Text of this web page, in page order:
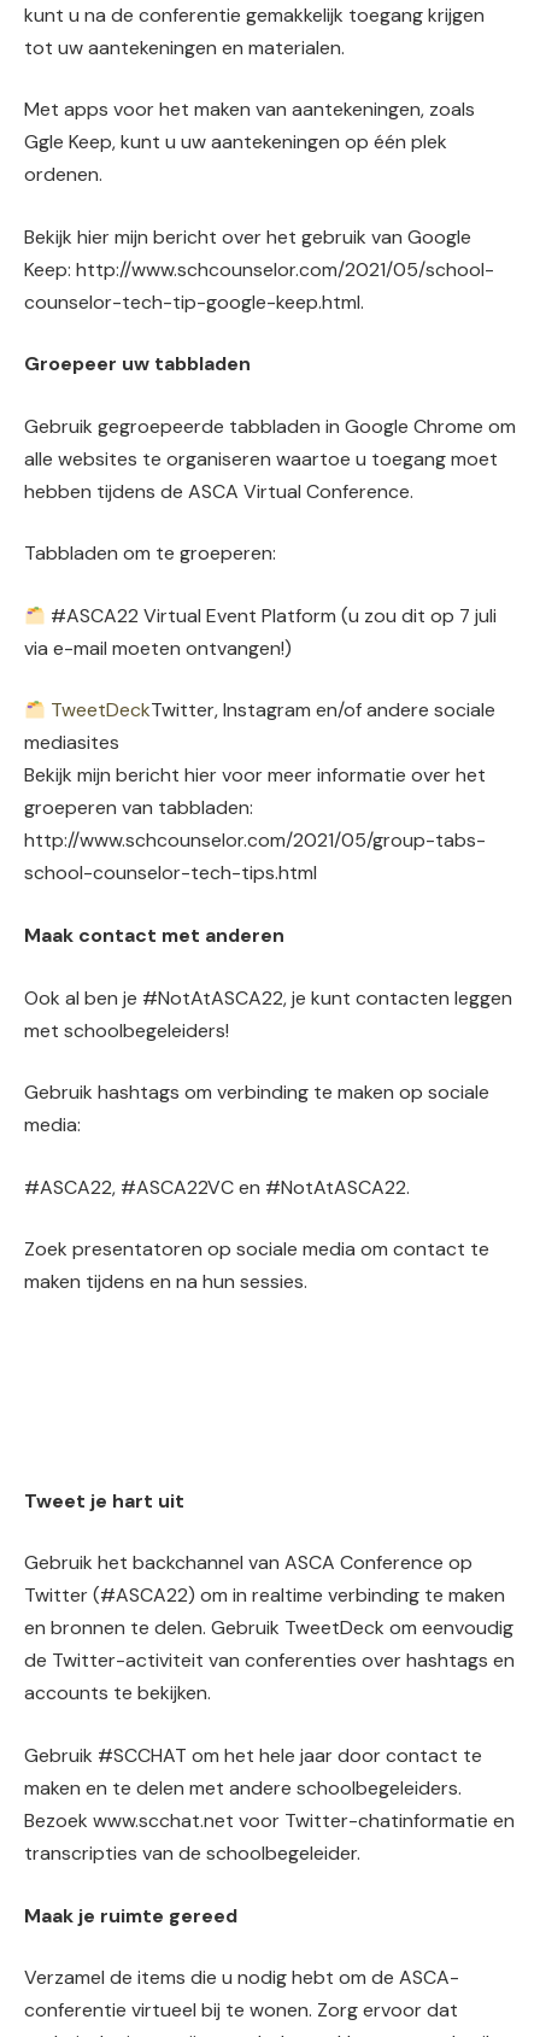
kunt u na de conferentie gemakkelijk toegang krijgen
tot uw aantekeningen en materialen.
Met apps voor het maken van aantekeningen, zoals
Ggle Keep, kunt u uw aantekeningen op één plek
ordenen.
Bekijk hier mijn bericht over het gebruik van Google
Keep: http://www.schcounselor.com/2021/05/school-
counselor-tech-tip-google-keep.html.
Groepeer uw tabbladen
Gebruik gegroepeerde tabbladen in Google Chrome om
alle websites te organiseren waartoe u toegang moet
hebben tijdens de ASCA Virtual Conference.
Tabbladen om te groeperen:
#ASCA22 Virtual Event Platform (u zou dit op 7 juli
via e-mail moeten ontvangen!)
TweetDeckTwitter, Instagram en/of andere sociale
mediasites
Bekijk mijn bericht hier voor meer informatie over het
groeperen van tabbladen:
http://www.schcounselor.com/2021/05/group-tabs-
school-counselor-tech-tips.html
Maak contact met anderen
Ook al ben je #NotAtASCA22, je kunt contacten leggen
met schoolbegeleiders!
Gebruik hashtags om verbinding te maken op sociale
media:
#ASCA22, #ASCA22VC en #NotAtASCA22.
Zoek presentatoren op sociale media om contact te
maken tijdens en na hun sessies.
Tweet je hart uit
Gebruik het backchannel van ASCA Conference op
Twitter (#ASCA22) om in realtime verbinding te maken
en bronnen te delen. Gebruik TweetDeck om eenvoudig
de Twitter-activiteit van conferenties over hashtags en
accounts te bekijken.
Gebruik #SCCHAT om het hele jaar door contact te
maken en te delen met andere schoolbegeleiders.
Bezoek www.scchat.net voor Twitter-chatinformatie en
transcripties van de schoolbegeleider.
Maak je ruimte gereed
Verzamel de items die u nodig hebt om de ASCA-
conferentie virtueel bij te wonen. Zorg ervoor dat